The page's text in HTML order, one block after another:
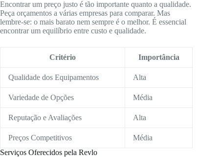
Encontrar um preço justo é tão importante quanto a qualidade.
Peça orçamentos a várias empresas para comparar. Mas
lembre-se: o mais barato nem sempre é o melhor. É essencial
encontrar um equilíbrio entre custo e qualidade.
Critério Importância
Qualidade dos Equipamentos Alta
Variedade de Opções Média
Reputação e Avaliações Alta
Preços Competitivos
Média
Serviços Oferecidos pela Revlo